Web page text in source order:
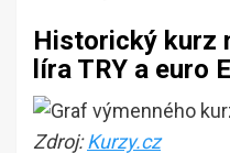
Historický kurz
líra TRY a euro
Zdroj:Kurzy.cz